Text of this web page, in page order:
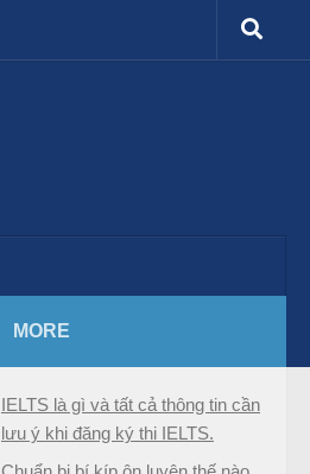
MORE
IELTS là gì và tất cả thông tin cần
lưu ý khi đăng ký thi IELTS.